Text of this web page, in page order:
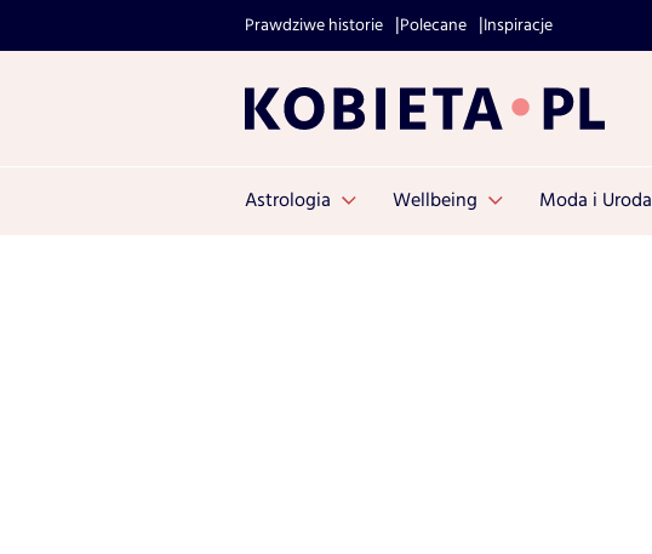
Prawdziwe historie Polecane Inspiracje
Astrologia Wellbeing Moda i Uroda